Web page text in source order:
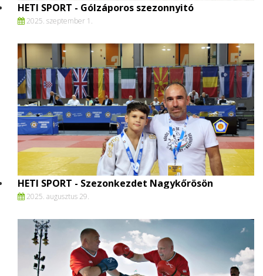
HETI SPORT - Gólzáporos szezonnyitó
2025. szeptember 1.
HETI SPORT - Szezonkezdet Nagykőrösön
2025. augusztus 29.